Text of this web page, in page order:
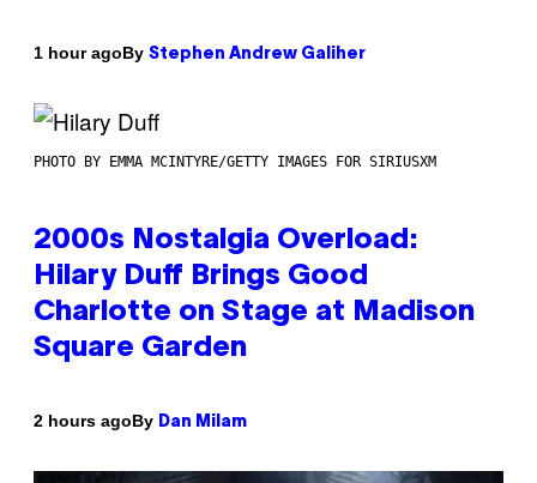
1 hour agoBy Stephen Andrew Galiher
PHOTO BY EMMA MCINTYRE/GETTY IMAGES FOR SIRIUSXM
2000s Nostalgia Overload:
Hilary Duff Brings Good
Charlotte on Stage at Madison
Square Garden
2 hours agoBy Dan Milam